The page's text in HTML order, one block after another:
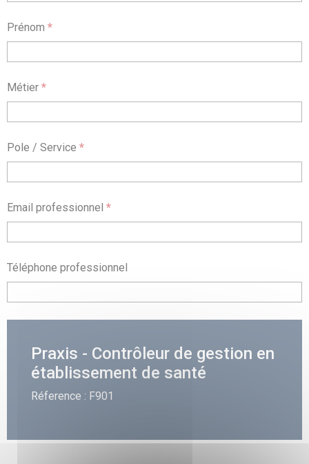
Prénom *
Métier *
Pole / Service *
Email professionnel *
Téléphone professionnel
Praxis - Contrôleur de gestion en
établissement de santé
Réference : F901